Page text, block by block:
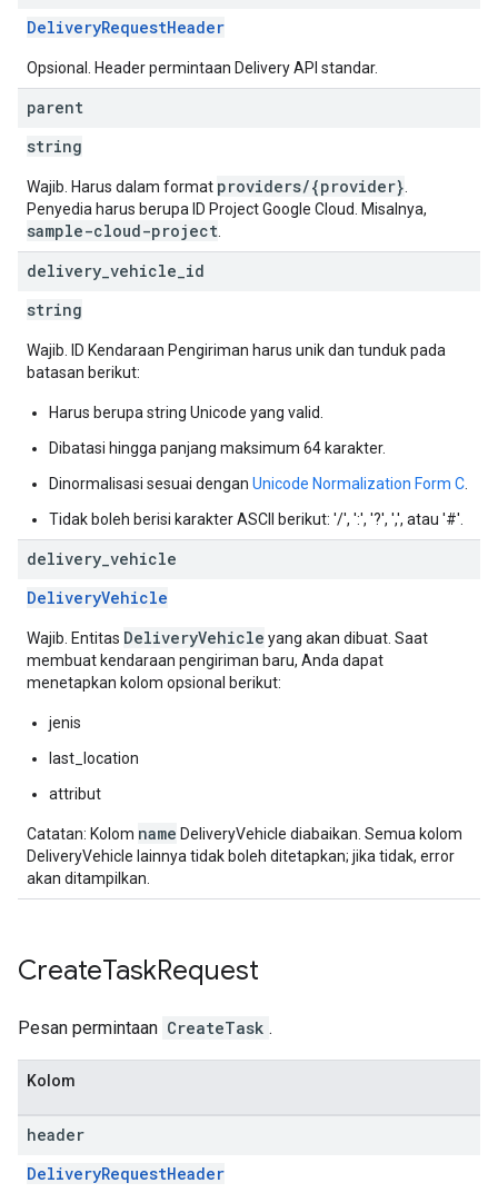
DeliveryRequestHeader
Opsional. Header permintaan Delivery API standar.
parent
string
Wajib. Harus dalam format providers/{provider}
Penyedia harus berupa ID Project Google Cloud. Misalnya,
sample-cloud-project
delivery vehicle id
string
Wajib. ID Kendaraan Pengiriman harus unik dan tunduk pada
batasan berikut:
Harus berupa string Unicode yang valid.
Dibatasi hingga panjang maksimum 64 karakter.
Dinormalisasi sesuai dengan Unicode Normalization Form C
Tidak boleh berisi karakter ASCII berikut: '/', ':', '?', ',', atau '#'.
delivery vehicle
DeliveryVehicle
Wajib. Entitas DeliveryVehicle yang akan dibuat. Saat
membuat kendaraan pengiriman baru, Anda dapat
menetapkan kolom opsional berikut:
jenis
last_location
attribut
Catatan: Kolom name DeliveryVehicle diabaikan. Semua kolom
DeliveryVehicle lainnya tidak boleh ditetapkan; jika tidak, error
akan ditampilkan.
CreateTaskRequest
Pesan permintaan CreateTask .
Kolom
header
DeliveryRequestHeader